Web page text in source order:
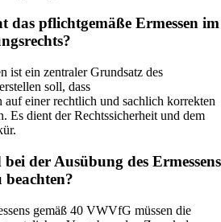
das pflichtgemäße Ermessen im
ist ein zentraler Grundsatz des
soll, dass
auf einer rechtlich und sachlich korrekten
Es dient der Rechtssicherheit und dem
der Ausübung des Ermessens
gemäß 40 VWVfG müssen die